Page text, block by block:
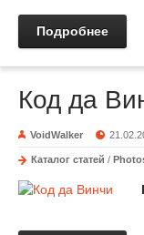
Подробнее
Код да
VoidWalker
Каталог статей /